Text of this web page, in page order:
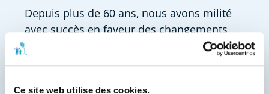
Ce site web utilise des cookies.
Depuis plus de 60 ans, nous avons milité
avec succès en faveur des changements
nécessaires pour les Canadiens atteints de
fibrose kystique (FK). Au fil des ans, nous